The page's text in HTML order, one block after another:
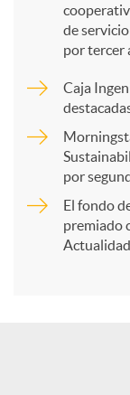
a
r
t
de
por tercer
Caja
por
El fondo
premiado